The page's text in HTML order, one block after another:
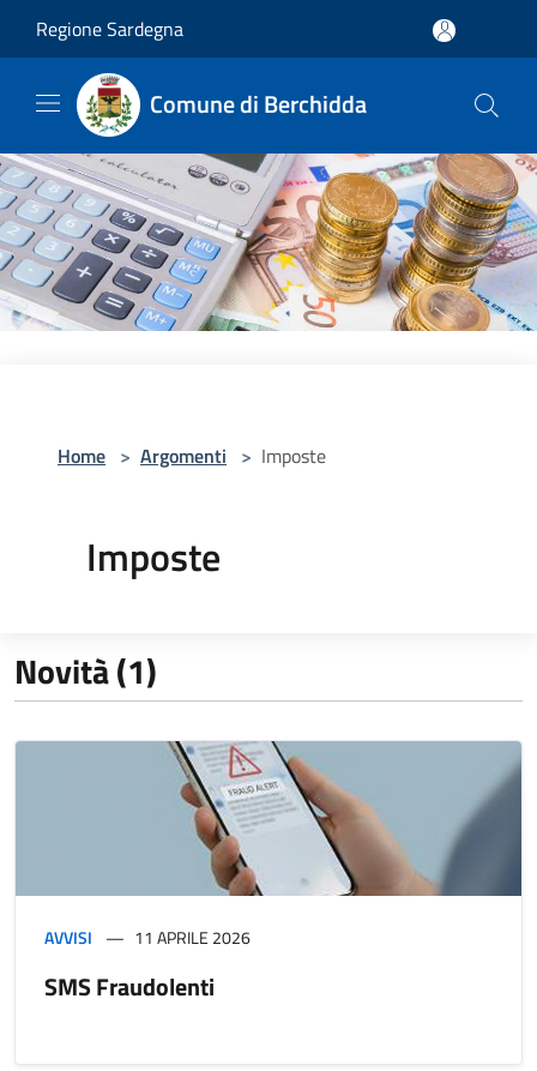
Regione Sardegna
Comune di Berchidda
Home > Argomenti > Imposte
Imposte
Novità (1)
AVVISI 11 APRILE 2026
SMS Fraudolenti